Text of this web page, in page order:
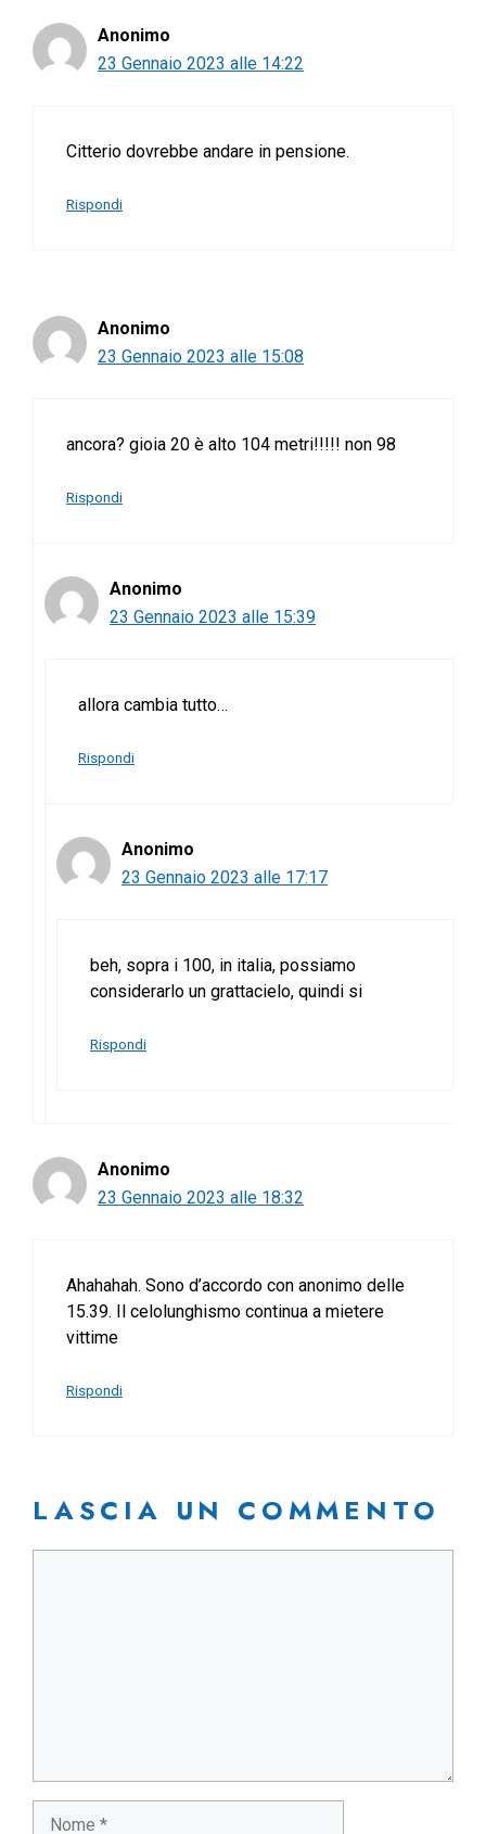
Anonimo
23 Gennaio 2023 alle 14:22
Citterio dovrebbe andare in pensione.
Rispondi
Anonimo
23 Gennaio 2023 alle 15:08
ancora? gioia 20 è alto 104 metri!!!!! non 98
Rispondi
Anonimo
23 Gennaio 2023 alle 15:39
allora cambia tutto…
Rispondi
Anonimo
23 Gennaio 2023 alle 17:17
beh, sopra i 100, in italia, possiamo
considerarlo un grattacielo, quindi si
Rispondi
Anonimo
23 Gennaio 2023 alle 18:32
Ahahahah. Sono d’accordo con anonimo delle
15.39. Il celolunghismo continua a mietere
vittime
Rispondi
LASCIA UN COMMENTO